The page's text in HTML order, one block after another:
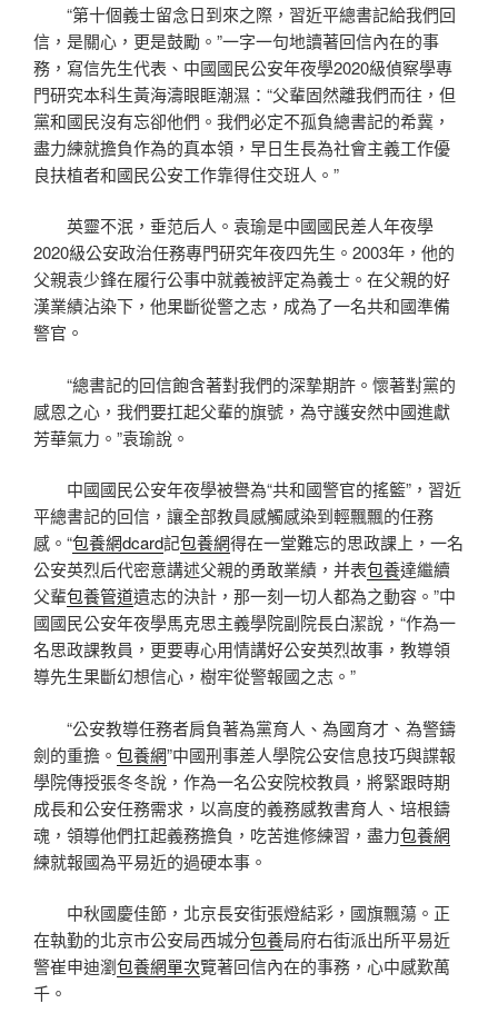
“第十個義士留念日到來之際，習近平總書記給我們回
信，是關心，更是鼓勵。”一字一句地讀著回信內在的事
務，寫信先生代表、中國國民公安年夜學2020級偵察學專
門研究本科生黃海濤眼眶潮濕：“父輩固然離我們而往，但
黨和國民沒有忘卻他們。我們必定不孤負總書記的希冀，
盡力練就擔負作為的真本領，早日生長為社會主義工作優
良扶植者和國民公安工作靠得住交班人。”
英靈不泯，垂范后人。袁瑜是中國國民差人年夜學
2020級公安政治任務專門研究年夜四先生。2003年，他的
父親袁少鋒在履行公事中就義被評定為義士。在父親的好
漢業績沾染下，他果斷從警之志，成為了一名共和國準備
警官。
“總書記的回信飽含著對我們的深摯期許。懷著對黨的
感恩之心，我們要扛起父輩的旗號，為守護安然中國進獻
芳華氣力。”袁瑜說。
中國國民公安年夜學被譽為“共和國警官的搖籃”，習近
平總書記的回信，讓全部教員感觸感染到輕飄飄的任務
感。“包養網dcard記包養網得在一堂難忘的思政課上，一名
公安英烈后代密意講述父親的勇敢業績，并表包養達繼續
父輩包養管道遺志的決計，那一刻一切人都為之動容。”中
國國民公安年夜學馬克思主義學院副院長白潔說，“作為一
名思政課教員，更要專心用情講好公安英烈故事，教導領
導先生果斷幻想信心，樹牢從警報國之志。”
“公安教導任務者肩負著為黨育人、為國育才、為警鑄
劍的重擔。 包養網”中國刑事差人學院公安信息技巧與諜報
學院傳授張冬冬說，作為一名公安院校教員，將緊跟時期
成長和公安任務需求，以高度的義務感教書育人、培根鑄
魂，領導他們扛起義務擔負，吃苦進修練習，盡力包養網
練就報國為平易近的過硬本事。
中秋國慶佳節，北京長安街張燈結彩，國旗飄蕩。正
在執勤的北京市公安局西城分包養局府右街派出所平易近
警崔申迪瀏包養網單次覽著回信內在的事務，心中感歎萬
千。